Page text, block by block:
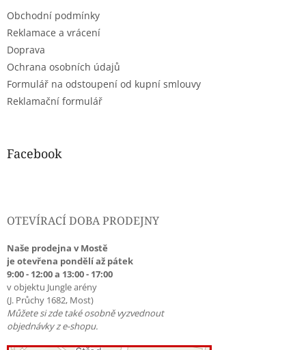
Obchodní podmínky
Reklamace a vrácení
Doprava
Ochrana osobních údajů
Formulář na odstoupení od kupní smlouvy
Reklamační formulář
Facebook
OTEVÍRACÍ DOBA PRODEJNY
Naše prodejna v Mostě
je otevřena pondělí až pátek
9:00 - 12:00 a 13:00 - 17:00
v objektu Jungle arény
(J. Průchy 1682, Most)
Můžete si zde také osobně vyzvednout
objednávky z e-shopu.